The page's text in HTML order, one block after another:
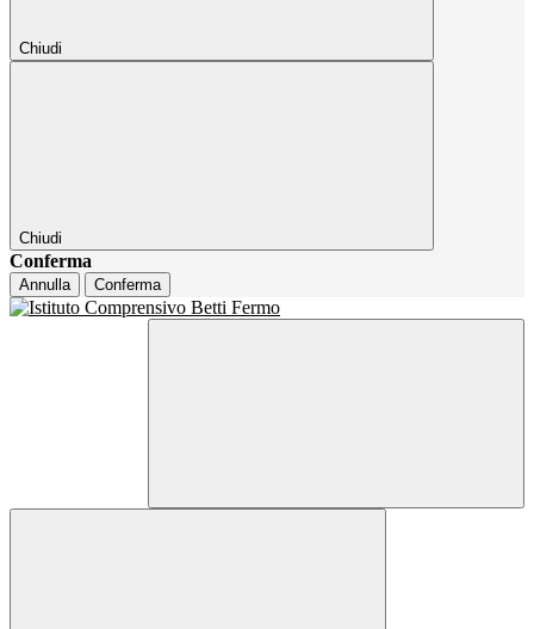
Chiudi
Chiudi
Conferma
Annulla Conferma